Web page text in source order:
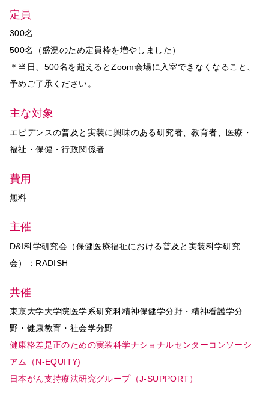
定員
300名
500名（盛況のため定員枠を増やしました）
＊当日、500名を超えるとZoom会場に入室できなくなること、
予めご了承ください。
主な対象
エビデンスの普及と実装に興味のある研究者、教育者、医療・
福祉・保健・行政関係者
費用
無料
主催
D&I科学研究会（保健医療福祉における普及と実装科学研究
会）：RADISH
共催
東京大学大学院医学系研究科精神保健学分野・精神看護学分
野・健康教育・社会学分野
健康格差是正のための実装科学ナショナルセンターコンソーシ
アム（N-EQUITY)
日本がん支持療法研究グループ（J-SUPPORT）